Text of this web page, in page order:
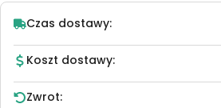
Czas dostawy:
Koszt dostawy:
Zwrot: